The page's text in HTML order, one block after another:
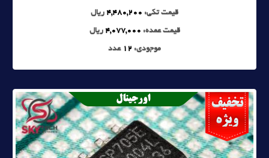
قیمت تکی: 4,480,200 ریال
قیمت عمده: 4,077,000 ریال
موجودی: 12 عدد